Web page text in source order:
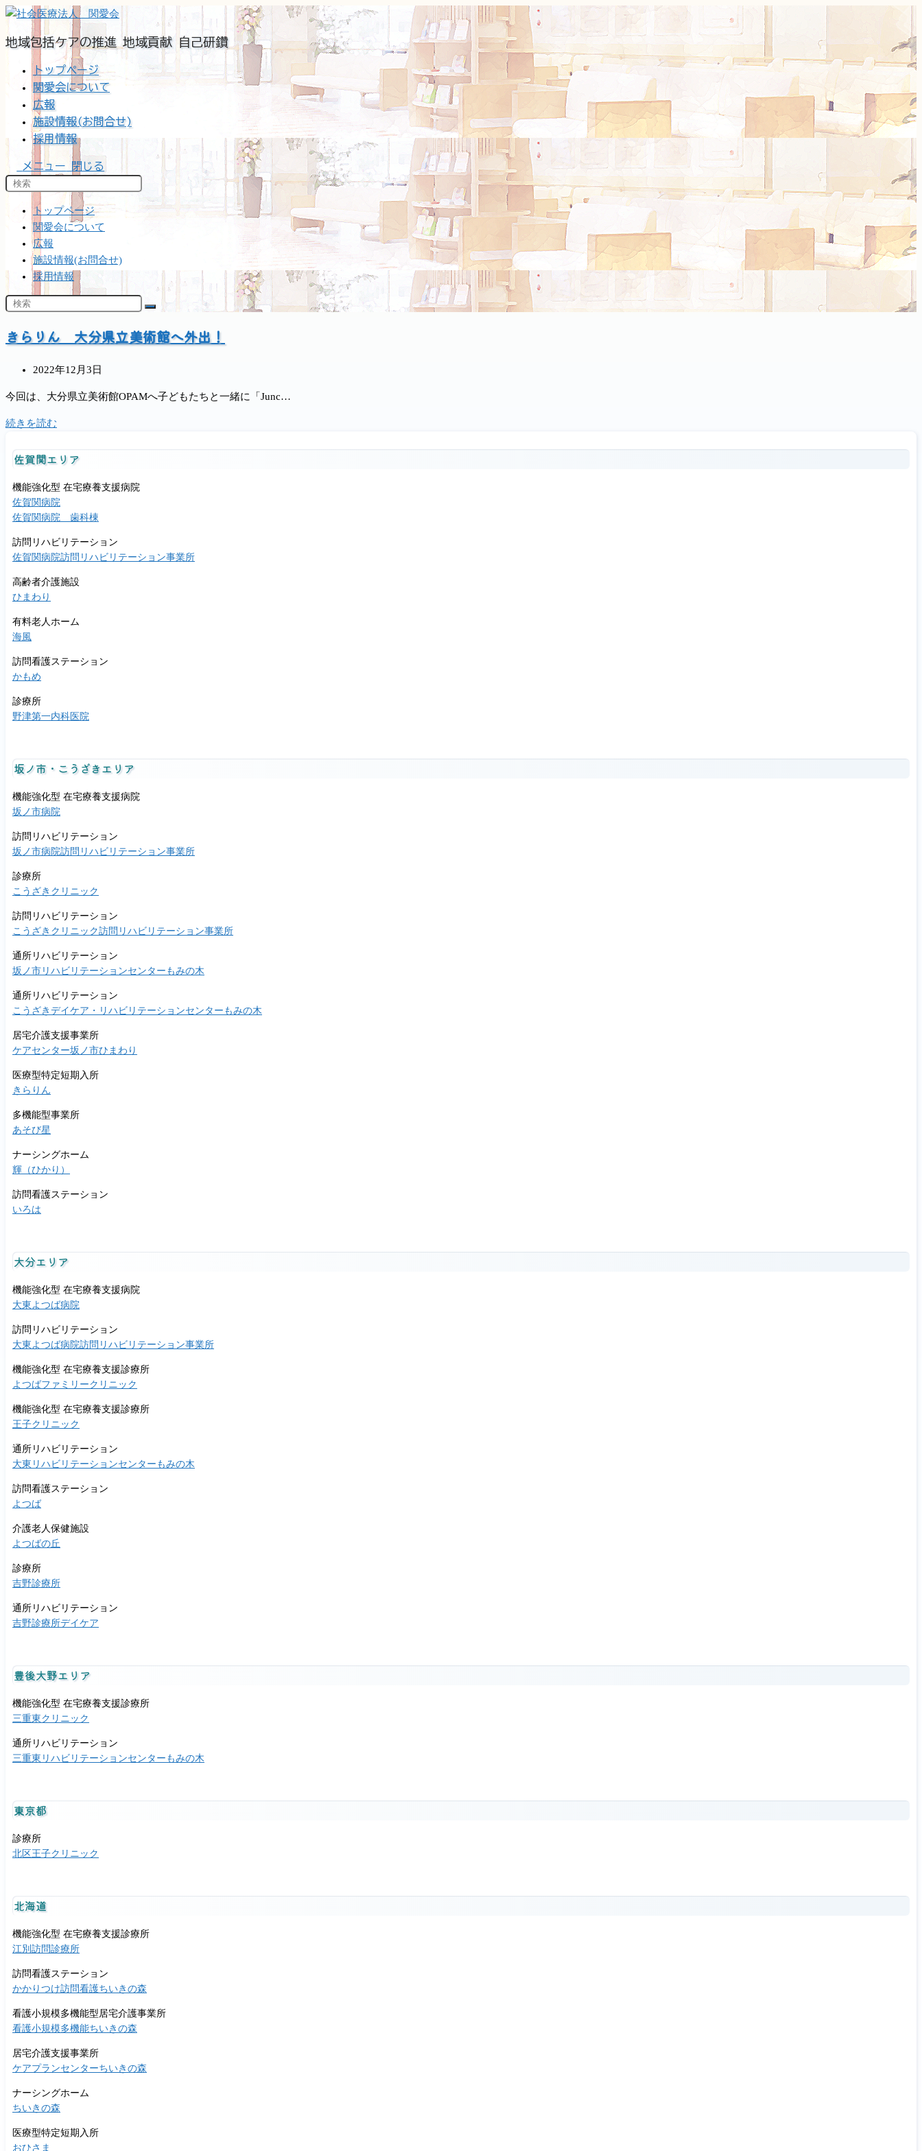
コ
ン
テ
ン
ッ
プ
地域包括ケアの推進 地域貢献 自己研鑽
トップページ
関愛会について
広報
施設情報(お問合せ)
採用情報
メニュー 閉じる
トップページ
関愛会について
広報
施設情報(お問合せ)
採用情報
きらりん 大分県立美術館へ外出！
投
公
開
2022年12月3日
今回は、大分県立美術館OPAMへ子どもたちと一緒に「Junc…
続きを読む
り
大
分
県
立
美
館
外
佐賀関エリア
機能強化型 在宅療養支援病院
佐賀関病院
佐賀関病院 歯科棟
訪問リハビリテーション
佐賀関病院訪問リハビリテーション事業所
高齢者介護施設
ひまわり
有料老人ホーム
海風
訪問看護ステーション
かもめ
診療所
野津第一内科医院
坂ノ市・こうざきエリア
機能強化型 在宅療養支援病院
坂ノ市病院
訪問リハビリテーション
坂ノ市病院訪問リハビリテーション事業所
診療所
こうざきクリニック
訪問リハビリテーション
こうざきクリニック訪問リハビリテーション事業所
通所リハビリテーション
坂ノ市リハビリテーションセンターもみの木
通所リハビリテーション
こうざきデイケア・リハビリテーションセンターもみの木
居宅介護支援事業所
ケアセンター坂ノ市ひまわり
医療型特定短期入所
きらりん
多機能型事業所
あそび星
ナーシングホーム
輝（ひかり）
訪問看護ステーション
いろは
大分エリア
機能強化型 在宅療養支援病院
大東よつば病院
訪問リハビリテーション
大東よつば病院訪問リハビリテーション事業所
機能強化型 在宅療養支援診療所
よつばファミリークリニック
機能強化型 在宅療養支援診療所
王子クリニック
通所リハビリテーション
大東リハビリテーションセンターもみの木
訪問看護ステーション
よつば
介護老人保健施設
よつばの丘
診療所
吉野診療所
通所リハビリテーション
吉野診療所デイケア
豊後大野エリア
機能強化型 在宅療養支援診療所
三重東クリニック
通所リハビリテーション
三重東リハビリテーションセンターもみの木
東京都
診療所
北区王子クリニック
北海道
機能強化型 在宅療養支援診療所
江別訪問診療所
訪問看護ステーション
かかりつけ訪問看護ちいきの森
看護小規模多機能型居宅介護事業所
看護小規模多機能ちいきの森
居宅介護支援事業所
ケアプランセンターちいきの森
ナーシングホーム
ちいきの森
医療型特定短期入所
おひさま